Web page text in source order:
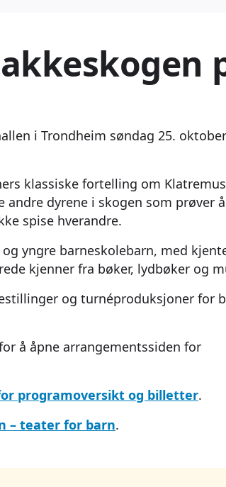
i Trondheim søndag 25.
klassiske fortelling om
dyrene i skogen som prøver
spise hverandre.
yngre barneskolebarn, med
kjenner fra bøker, lydbøker og
og turnéproduksjoner for
å åpne arrangementssiden for
programoversikt og billetter.
– teater for barn.